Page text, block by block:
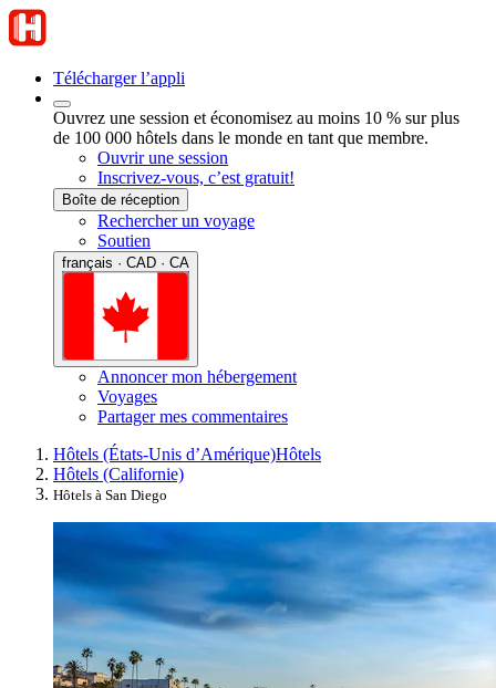
Télécharger l’appli
Ouvrez une session et économisez au moins 10 % sur plus
de 100 000 hôtels dans le monde en tant que membre.
Ouvrir une session
Inscrivez-vous, c’est gratuit!
Boîte de réception
Rechercher un voyage
Soutien
français · CAD · CA
Annoncer mon hébergement
Voyages
Partager mes commentaires
Hôtels (États-Unis d’Amérique)Hôtels
Hôtels (Californie)
Hôtels à San Diego